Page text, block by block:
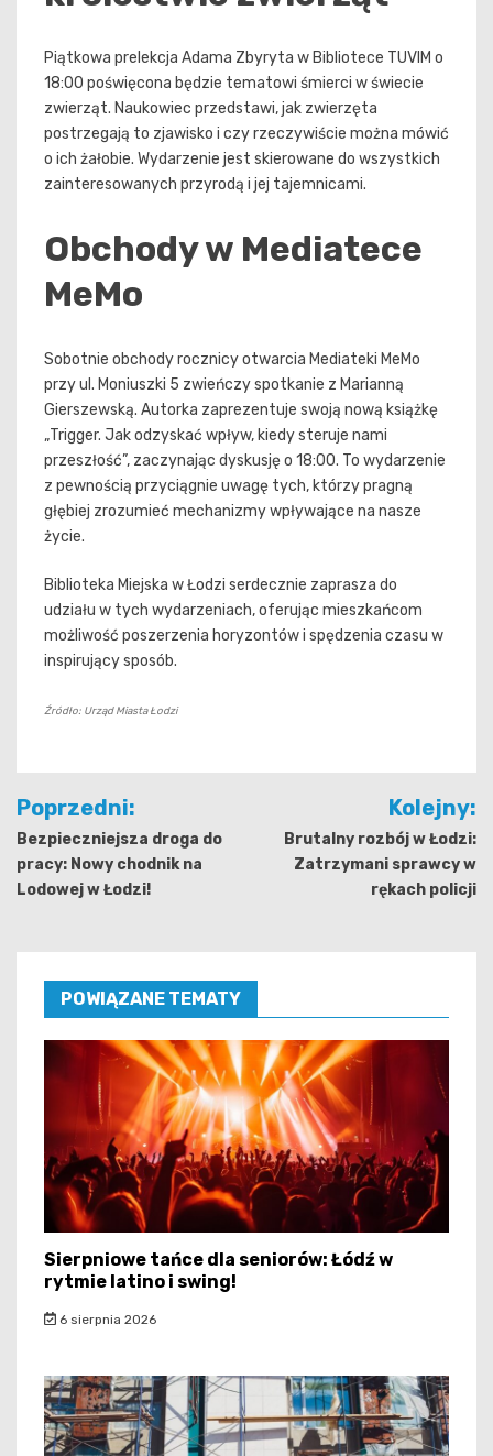
Piątkowa prelekcja Adama Zbyryta w Bibliotece TUVIM o
18:00 poświęcona będzie tematowi śmierci w świecie
zwierząt. Naukowiec przedstawi, jak zwierzęta
postrzegają to zjawisko i czy rzeczywiście można mówić
o ich żałobie. Wydarzenie jest skierowane do wszystkich
zainteresowanych przyrodą i jej tajemnicami.
Obchody w Mediatece
MeMo
Sobotnie obchody rocznicy otwarcia Mediateki MeMo
przy ul. Moniuszki 5 zwieńczy spotkanie z Marianną
Gierszewską. Autorka zaprezentuje swoją nową książkę
„Trigger. Jak odzyskać wpływ, kiedy steruje nami
przeszłość”, zaczynając dyskusję o 18:00. To wydarzenie
z pewnością przyciągnie uwagę tych, którzy pragną
głębiej zrozumieć mechanizmy wpływające na nasze
życie.
Biblioteka Miejska w Łodzi serdecznie zaprasza do
udziału w tych wydarzeniach, oferując mieszkańcom
możliwość poszerzenia horyzontów i spędzenia czasu w
inspirujący sposób.
Źródło: Urząd Miasta Łodzi
Nawigacja
wpisu
Poprzedni:
Bezpieczniejsza droga do
pracy: Nowy chodnik na
Lodowej w Łodzi!
Kolejny:
Brutalny rozbój w Łodzi:
Zatrzymani sprawcy w
rękach policji
POWIĄZANE TEMATY
Sierpniowe tańce dla seniorów: Łódź w
rytmie latino i swing!
6 sierpnia 2026